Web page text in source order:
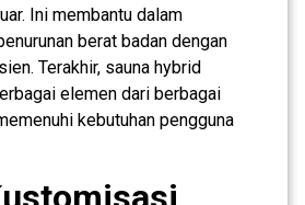
Ini membantu dalam
berat badan dengan
Terakhir, sauna hybrid
elemen dari berbagai
kebutuhan pengguna